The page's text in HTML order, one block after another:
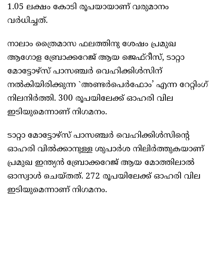
1.05 ലക്ഷം കോടി രൂപയായാണ്‌ വരുമാനം
വര്‍ധിച്ചത്‌.
നാലാം ത്രൈമാസ ഫലത്തിനു ശേഷം പ്രമുഖ
ആഗോള ബ്രോക്കറേജ്‌ ആയ ജെഫ്‌റീസ്‌, ടാറ്റാ
മോട്ടോഴ്‌സ്‌ പാസഞ്ചര്‍ വെഹിക്കിള്‍സിന്‌
നല്‍കിയിരിക്കുന്ന `അണ്ടര്‍പെര്‍ഫോം’ എന്ന റേറ്റിംഗ്‌
നിലനിര്‍ത്തി. 300 രൂപയിലേക്ക്‌ ഓഹരി വില
ഇടിയുമെന്നാണ്‌ നിഗമനം.
ടാറ്റാ മോട്ടോഴ്‌സ്‌ പാസഞ്ചര്‍ വെഹിക്കിള്‍സിന്റെ
ഓഹരി വില്‍ക്കാനുള്ള ശുപാര്‍ശ നിലിര്‍ത്തുകയാണ്‌
പ്രമുഖ ഇന്ത്യന്‍ ബ്രോക്കറേജ്‌ ആയ മോത്തിലാല്‍
ഓസ്വാള്‍ ചെയ്‌തത്‌. 272 രൂപയിലേക്ക്‌ ഓഹരി വില
ഇടിയുമെന്നാണ്‌ നിഗമനം.